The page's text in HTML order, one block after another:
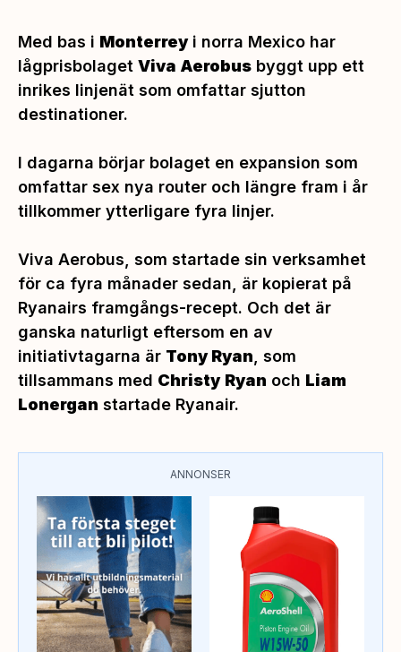
Med bas i Monterreyi norra Mexico har
lågprisbolaget Viva Aerobus byggt upp ett
inrikes linjenät som omfattar sjutton
destinationer.
I dagarna börjar bolaget en expansion som
omfattar sex nya router och längre fram i år
tillkommer ytterligare fyra linjer.
Viva Aerobus, som startade sin verksamhet
för ca fyra månader sedan, är kopierat på
Ryanairs framgångs-recept. Och det är
ganska naturligt eftersom en av
initiativtagarna är Tony Ryan , som
tillsammans med Christy Ryan och Liam
Lonergan startade Ryanair.
ANNONSER